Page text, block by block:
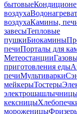
бытовые
воздуха
воздухаКамины,
завесыТепловые
пушкиБиокамины
печиПорталы для
Метеостанции
приготовления еды
печиМультиварки
мейкерыТостеры
кексницы
мороженицы